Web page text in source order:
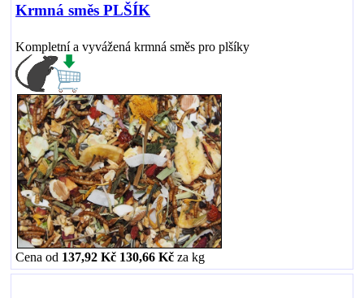
Krmná směs PLŠÍK
Kompletní a vyvážená krmná směs pro plšíky
Cena od 137,92 Kč 130,66 Kč za kg